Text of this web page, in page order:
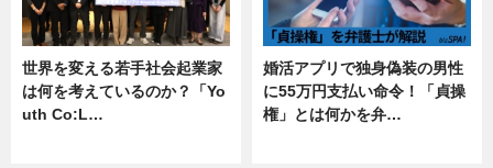
世界を変える若手社会起業家
は何を考えているのか？「Yo
uth Co:L…
婚活アプリで独身偽装の男性
に55万円支払い命令！「貞操
権」とは何かを弁…